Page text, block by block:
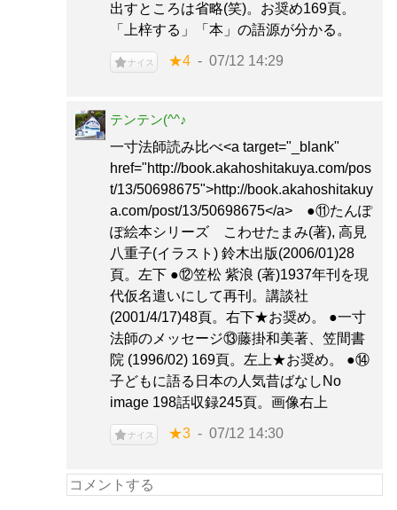
出すところは省略(笑)。お奨め169頁。
「上梓する」「本」の語源が分かる。
ナイス ★4 07/12 14:29
テンテン(^^♪
一寸法師読み比べ<a target="_blank"
href="http://book.akahoshitakuya.com/pos
t/13/50698675">http://book.akahoshitakuy
a.com/post/13/50698675</a> ●⑪たんぽ
ぽ絵本シリーズ こわせたまみ(著), 高見
八重子(イラスト) 鈴木出版(2006/01)28
頁。左下 ●⑫笠松 紫浪 (著)1937年刊を現
代仮名遣いにして再刊。講談社
(2001/4/17)48頁。右下★お奨め。 ●一寸
法師のメッセージ⑬藤掛和美著、笠間書
院 (1996/02) 169頁。左上★お奨め。 ●⑭
子どもに語る日本の人気昔ばなしNo
image 198話収録245頁。画像右上
ナイス ★3 07/12 14:30